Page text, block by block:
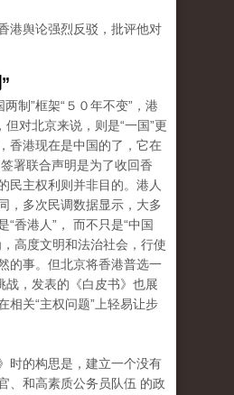
港舆论强烈反驳，批评他对
制”框架“５０年不变”，港
但对北京来说，则是“一国”更
香港现在是中国的了，它在
署联合声明是为了收回香
民主权利则并非目的。港人
，多次民调数据显示，大多
“香港人”， 而不只是“中国
高度文明和法治社会，行使
的事。但北京将香港普选一
战，发表的《白皮书》也展
相关“主权问题”上轻易让步
时的构思是，建立一个没有
、和高素质公务员队伍 的政